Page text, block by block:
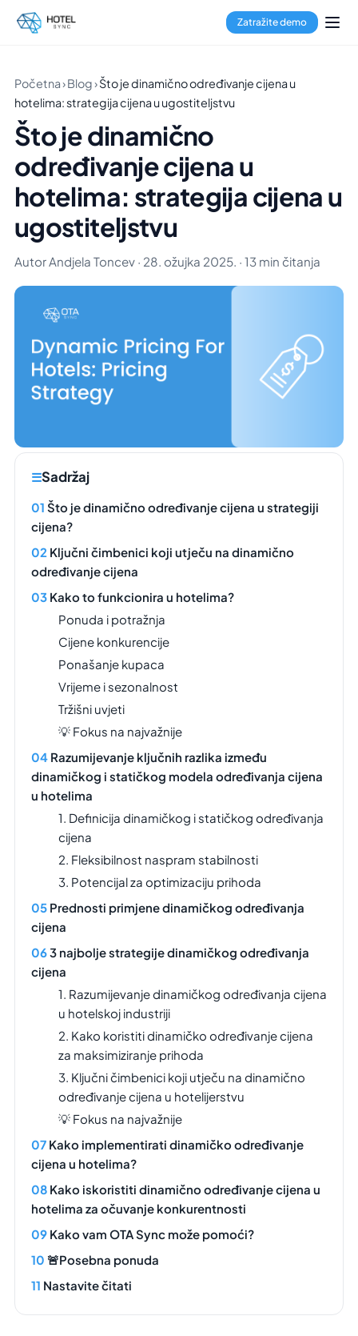
Zatražite demo
Početna›Blog›Što je dinamično određivanje cijena u
hotelima: strategija cijena u ugostiteljstvu
Što je dinamično
određivanje cijena u
hotelima: strategija cijena u
ugostiteljstvu
Autor Andjela Toncev · 28. ožujka 2025. · 13 min čitanja
Sadržaj
Što je dinamično određivanje cijena u strategiji
cijena?
Ključni čimbenici koji utječu na dinamično
određivanje cijena
Kako to funkcionira u hotelima?
Ponuda i potražnja
Cijene konkurencije
Ponašanje kupaca
Vrijeme i sezonalnost
Tržišni uvjeti
💡 Fokus na najvažnije
Razumijevanje ključnih razlika između
dinamičkog i statičkog modela određivanja cijena
u hotelima
1. Definicija dinamičkog i statičkog određivanja
cijena
2. Fleksibilnost naspram stabilnosti
3. Potencijal za optimizaciju prihoda
Prednosti primjene dinamičkog određivanja
cijena
3 najbolje strategije dinamičkog određivanja
cijena
1. Razumijevanje dinamičkog određivanja cijena
u hotelskoj industriji
2. Kako koristiti dinamičko određivanje cijena
za maksimiziranje prihoda
3. Ključni čimbenici koji utječu na dinamično
određivanje cijena u hotelijerstvu
💡 Fokus na najvažnije
Kako implementirati dinamičko određivanje
cijena u hotelima?
Kako iskoristiti dinamično određivanje cijena u
hotelima za očuvanje konkurentnosti
Kako vam OTA Sync može pomoći?
🚨Posebna ponuda
Nastavite čitati